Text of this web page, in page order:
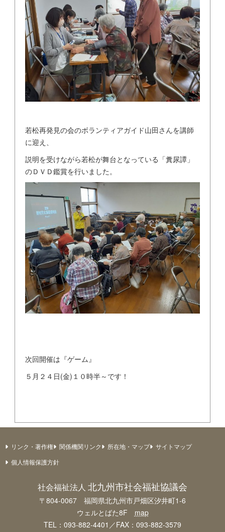
若松再発見の会のボランティアガイド山田さんを講師
に迎え、
説明を受けながら若松が舞台となっている「糞尿譚」
のＤＶＤ鑑賞を行いました。
次回開催は『ゲーム』
５月２４日(金)１０時半～です！
リンク・著作権 関係機関リンク 所在地・マップ
サイトマップ
個人情報保護方針
社会福祉法人 北九州市社会福祉協議会
〒804-0067 福岡県北九州市戸畑区汐井町1-6
ウェルとばた8F map
TEL：093-882-4401／FAX：093-882-3579